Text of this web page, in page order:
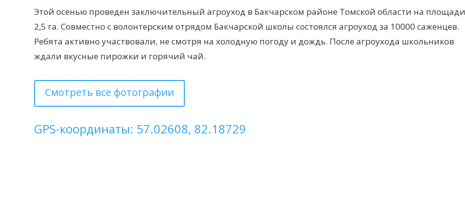
Этой осенью проведен заключительный агроуход в Бакчарском районе Томской области на площади
2,5 га. Совместно с волонтерским отрядом Бакчарской школы состоялся агроуход за 10000 саженцев.
Ребята активно участвовали, не смотря на холодную погоду и дождь. После агроухода школьников
ждали вкусные пирожки и горячий чай.
Смотреть все фотографии
GPS-координаты: 57.02608, 82.18729